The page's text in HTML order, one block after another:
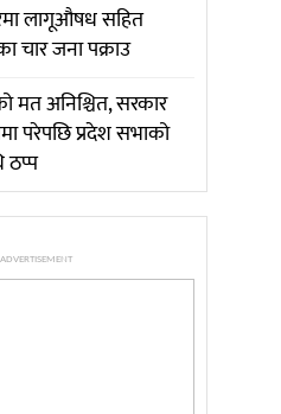
लागूऔषध सहित
चार जना पक्राउ
मत अनिश्चित, सरकार
परेपछि प्रदेश सभाको
ठप्प
ADVERTISEMENT